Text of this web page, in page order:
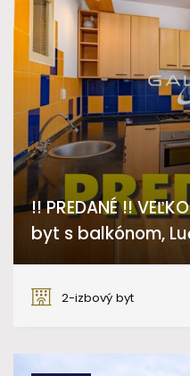
!! PREDANÉ !!
byt s balkónom,
2-izbový byt